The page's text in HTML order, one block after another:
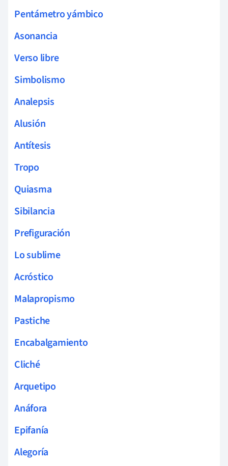
Pentámetro yámbico
Asonancia
Verso libre
Simbolismo
Analepsis
Alusión
Antítesis
Tropo
Quiasma
Sibilancia
Prefiguración
Lo sublime
Acróstico
Malapropismo
Pastiche
Encabalgamiento
Cliché
Arquetipo
Anáfora
Epifanía
Alegoría